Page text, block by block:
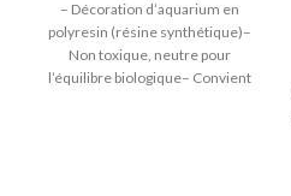
– Décoration d’aquarium en
polyresin (résine synthétique)–
Non toxique, neutre pour
l’équilibre biologique– Convient